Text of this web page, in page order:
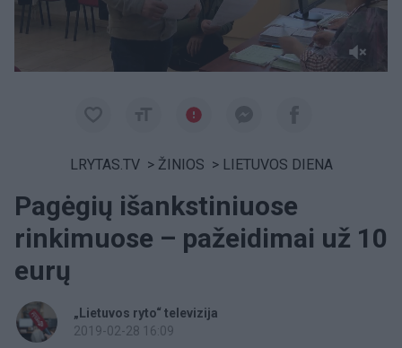
LRYTAS.TV > ŽINIOS > LIETUVOS DIENA
Pagėgių išankstiniuose
rinkimuose – pažeidimai už 10
eurų
„Lietuvos ryto“ televizija
2019-02-28 16:09